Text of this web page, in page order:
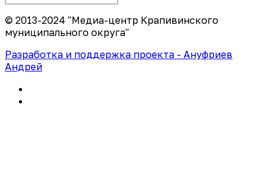
© 2013-2024 "Медиа-центр Крапивинского
муниципального округа"
Разработка и поддержка проекта - Ануфриев
Андрей